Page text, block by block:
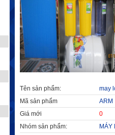
Tên sản phẩm:
may
Mã sản phẩm
ARM
Giá mới
0
Nhóm sản phẩm:
MÁY